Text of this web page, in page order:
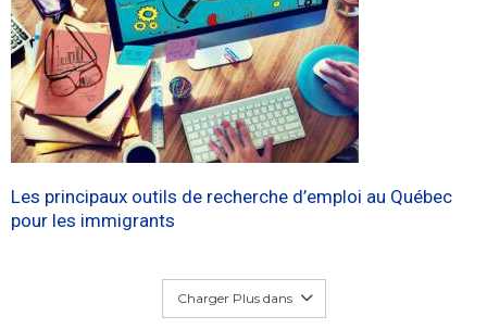
Les principaux outils de recherche d’emploi au Québec
pour les immigrants
Charger Plus dans